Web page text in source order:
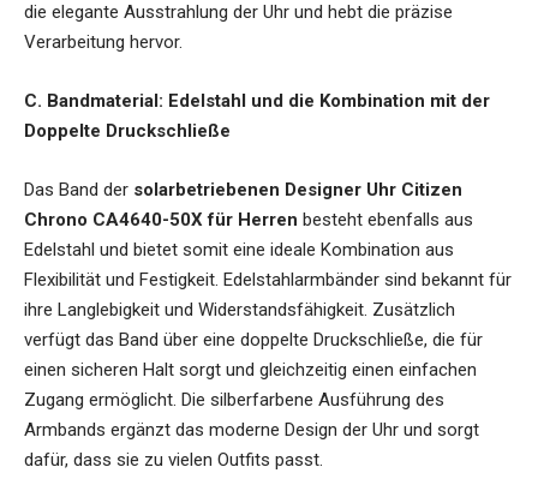
die elegante Ausstrahlung der Uhr und hebt die präzise
Verarbeitung hervor.
C. Bandmaterial: Edelstahl und die Kombination mit der
Doppelte Druckschließe
Das Band der solarbetriebenen Designer Uhr Citizen
Chrono CA4640-50X für Herren besteht ebenfalls aus
Edelstahl und bietet somit eine ideale Kombination aus
Flexibilität und Festigkeit. Edelstahlarmbänder sind bekannt für
ihre Langlebigkeit und Widerstandsfähigkeit. Zusätzlich
verfügt das Band über eine doppelte Druckschließe, die für
einen sicheren Halt sorgt und gleichzeitig einen einfachen
Zugang ermöglicht. Die silberfarbene Ausführung des
Armbands ergänzt das moderne Design der Uhr und sorgt
dafür, dass sie zu vielen Outfits passt.